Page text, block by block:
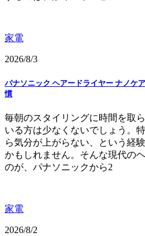
家電
2026/8/3
パナソニック ヘアードライヤー ナノケ
慣
毎朝のスタイリングに時間を取
いる方は少なくないでしょう。
ら気分が上がらない、という経
かもしれません。そんな現代の
のが、パナソニックから2
家電
2026/8/2